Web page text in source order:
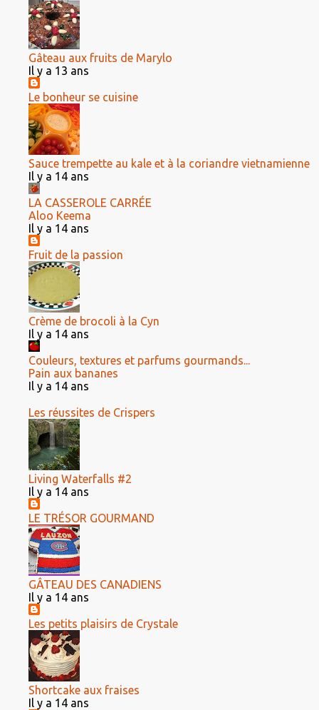
Gâteau aux fruits de Marylo
Il y a 13 ans
Le bonheur se cuisine
Sauce trempette au kale et à la coriandre vietnamienne
Il y a 14 ans
LA CASSEROLE CARRÉE
Aloo Keema
Il y a 14 ans
Fruit de la passion
Crème de brocoli à la Cyn
Il y a 14 ans
Couleurs, textures et parfums gourmands...
Pain aux bananes
Il y a 14 ans
Les réussites de Crispers
Living Waterfalls #2
Il y a 14 ans
LE TRÉSOR GOURMAND
GÂTEAU DES CANADIENS
Il y a 14 ans
Les petits plaisirs de Crystale
Shortcake aux fraises
Il y a 14 ans